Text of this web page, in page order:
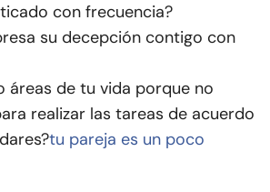
con frecuencia?
su decepción contigo con
áreas de tu vida porque no
realizar las tareas de acuerdo
tu pareja es un poco